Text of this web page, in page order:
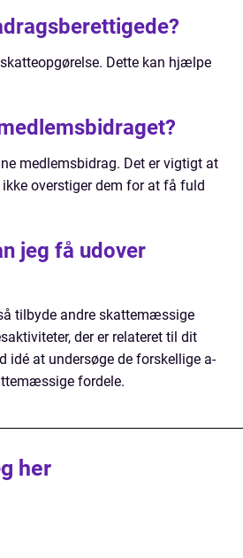
Dette kan hjælpe
medlemsbidrag. Det er vigtigt at
overstiger dem for at få fuld
jeg få udover
tilbyde andre skattemæssige
der er relateret til dit
idé at undersøge de forskellige a-
fordele.
her